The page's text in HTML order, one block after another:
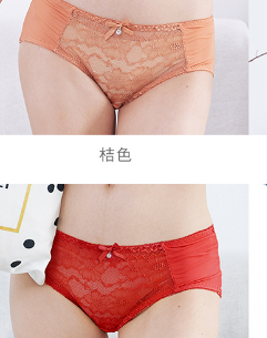
後付繳納相關費用。
※ 交易是否成功請以「AFTEE先享後付
是否繳費成功／繳費後需取消欲退款等
客戶支援中心」https://
【注意事項】
１．透過由恩沛科技股份有限公司提供
易，需依本服務之必要範圍內提供個人
２．關於個人資料處理事宜，請瀏覽以下
https://aftee.tw/terms/#terms3
３．未成年的使用者請事先徵得法定代
「AFTEE先享後付」，若未經同意申辦
任。
４．使用「AFTEE先享後付」時，將依
時審查核予不同之上限額度；若仍有額
請求用戶進行身份認證。
付款後7-11取貨
每筆NT$80，滿NT$899(含以上)免
黑貓宅急便
每筆NT$80，滿NT$899(含以上)免運